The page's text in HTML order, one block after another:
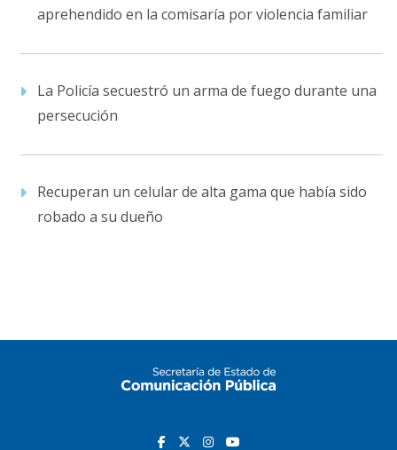
aprehendido en la comisaría por violencia familiar
La Policía secuestró un arma de fuego durante una
persecución
Recuperan un celular de alta gama que había sido
robado a su dueño